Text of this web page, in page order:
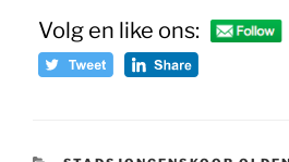
Volg en like ons: